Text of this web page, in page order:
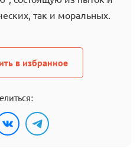
так и моральных.
в избранное